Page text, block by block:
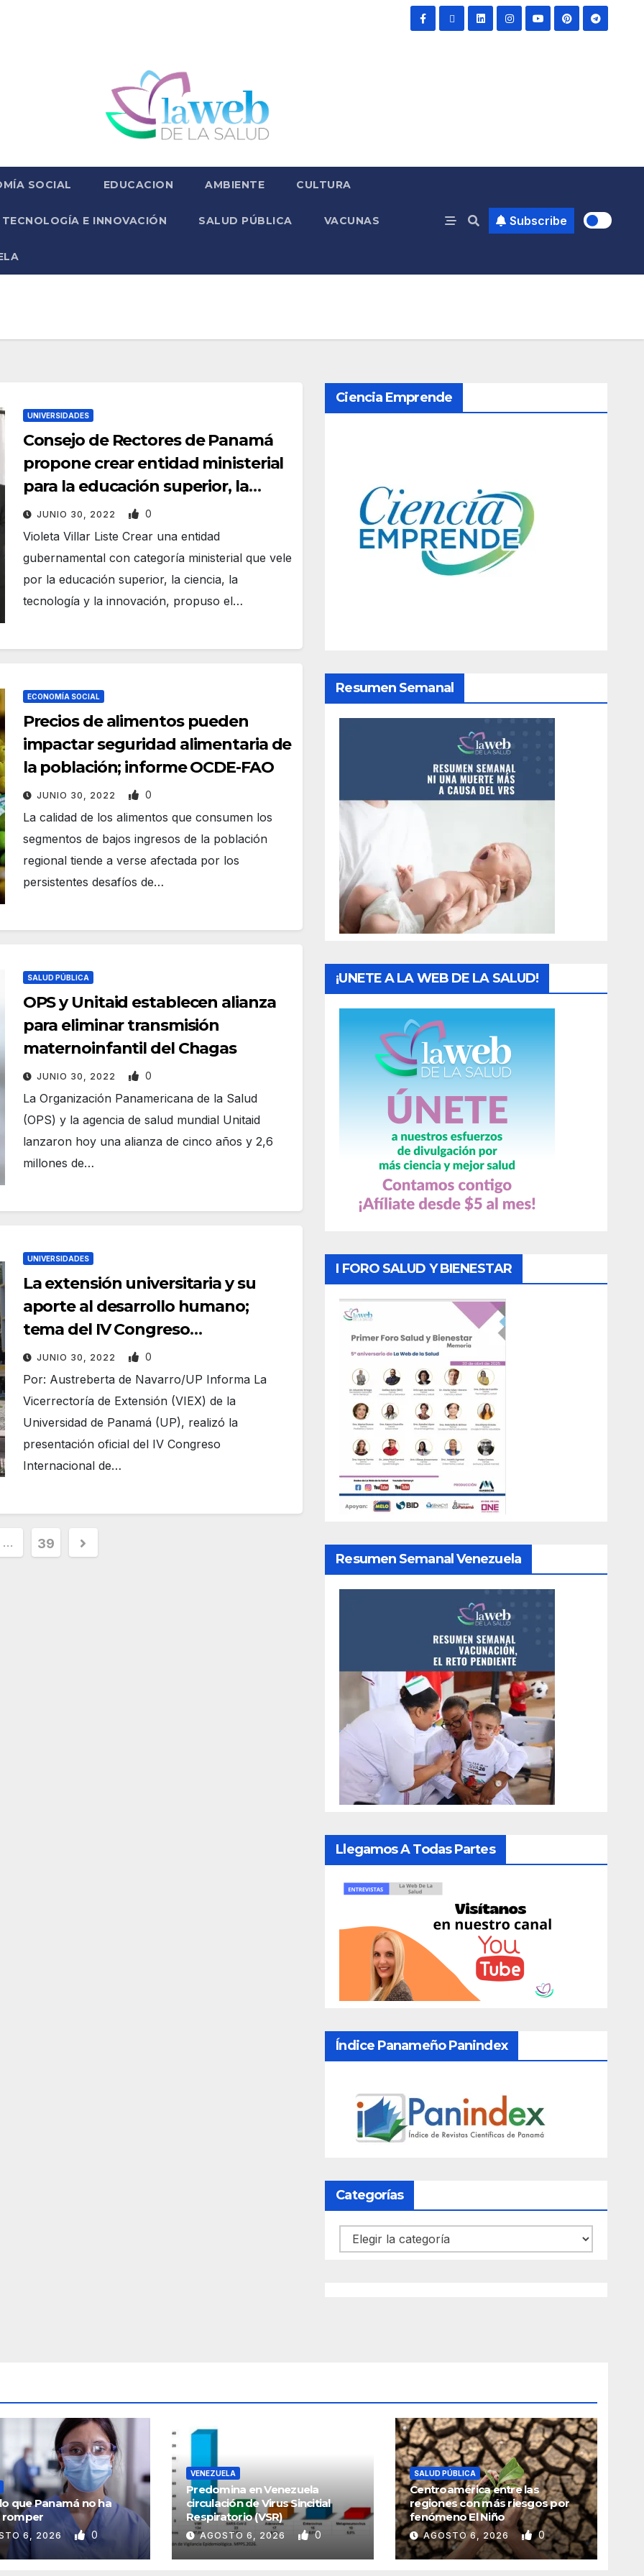
SOCIAL EDUCACION AMBIENTE CULTURA
TECNOLOGÍA E INNOVACIÓN SALUD PÚBLICA VACUNAS Subscribe
UNIVERSIDADES
Consejo de Rectores de Panamá
propone crear entidad ministerial
para la educación superior, la
ciencia y la tecnología
JUNIO 30, 2022 0
Violeta Villar Liste Crear una entidad
gubernamental con categoría ministerial que vele
por la educación superior, la ciencia, la
tecnología y la innovación, propuso el…
ECONOMÍA SOCIAL
Precios de alimentos pueden
impactar seguridad alimentaria de
la población; informe OCDE-FAO
JUNIO 30, 2022 0
La calidad de los alimentos que consumen los
segmentos de bajos ingresos de la población
regional tiende a verse afectada por los
persistentes desafíos de…
SALUD PÚBLICA
OPS y Unitaid establecen alianza
para eliminar transmisión
maternoinfantil del Chagas
JUNIO 30, 2022 0
La Organización Panamericana de la Salud
(OPS) y la agencia de salud mundial Unitaid
lanzaron hoy una alianza de cinco años y 2,6
millones de…
UNIVERSIDADES
La extensión universitaria y su
aporte al desarrollo humano;
tema del IV Congreso
Internacional organizado por
VIEX-UP
JUNIO 30, 2022 0
Por: Austreberta de Navarro/UP Informa La
Vicerrectoría de Extensión (VIEX) de la
Universidad de Panamá (UP), realizó la
presentación oficial del IV Congreso
Internacional de…
… 39
Ciencia Emprende
Resumen Semanal
¡UNETE A LA WEB DE LA SALUD!
I FORO SALUD Y BIENESTAR
Resumen Semanal Venezuela
Llegamos A Todas Partes
Índice Panameño Panindex
Categorías
Categorías
que Panamá no ha
romper
6, 2026 0
VENEZUELA
Predomina en Venezuela
circulación de Virus Sincitial
Respiratorio (VSR)
AGOSTO 6, 2026 0
SALUD PÚBLICA
Centroamérica entre las
regiones con más riesgos por
fenómeno El Niño
AGOSTO 6, 2026 0